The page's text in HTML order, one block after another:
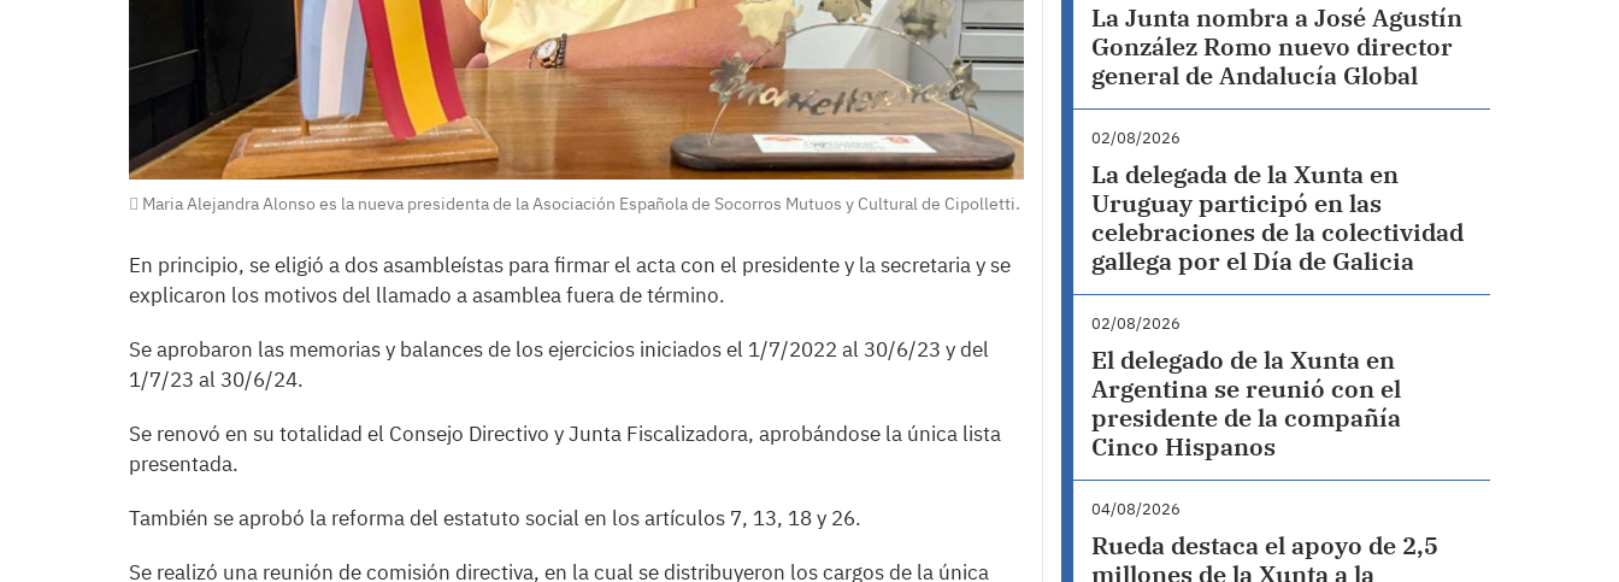
Maria Alejandra Alonso es la nueva presidenta de la Asociación Española de Socorros Mutuos y Cultural de Cipolletti.
En principio, se eligió a dos asambleístas para firmar el acta con el presidente y la secretaria y se
explicaron los motivos del llamado a asamblea fuera de término.
Se aprobaron las memorias y balances de los ejercicios iniciados el 1/7/2022 al 30/6/23 y del
1/7/23 al 30/6/24.
Se renovó en su totalidad el Consejo Directivo y Junta Fiscalizadora, aprobándose la única lista
presentada.
También se aprobó la reforma del estatuto social en los artículos 7, 13, 18 y 26.
Se realizó una reunión de comisión directiva, en la cual se distribuyeron los cargos de la única
La Junta nombra a José Agustín
González Romo nuevo director
general de Andalucía Global
02/08/2026
La delegada de la Xunta en
Uruguay participó en las
celebraciones de la colectividad
gallega por el Día de Galicia
02/08/2026
El delegado de la Xunta en
Argentina se reunió con el
presidente de la compañía
Cinco Hispanos
04/08/2026
Rueda destaca el apoyo de 2,5
millones de la Xunta a la